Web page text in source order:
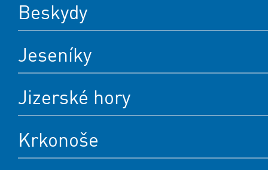
Beskydy
Jeseníky
Jizerské hory
Krkonoše